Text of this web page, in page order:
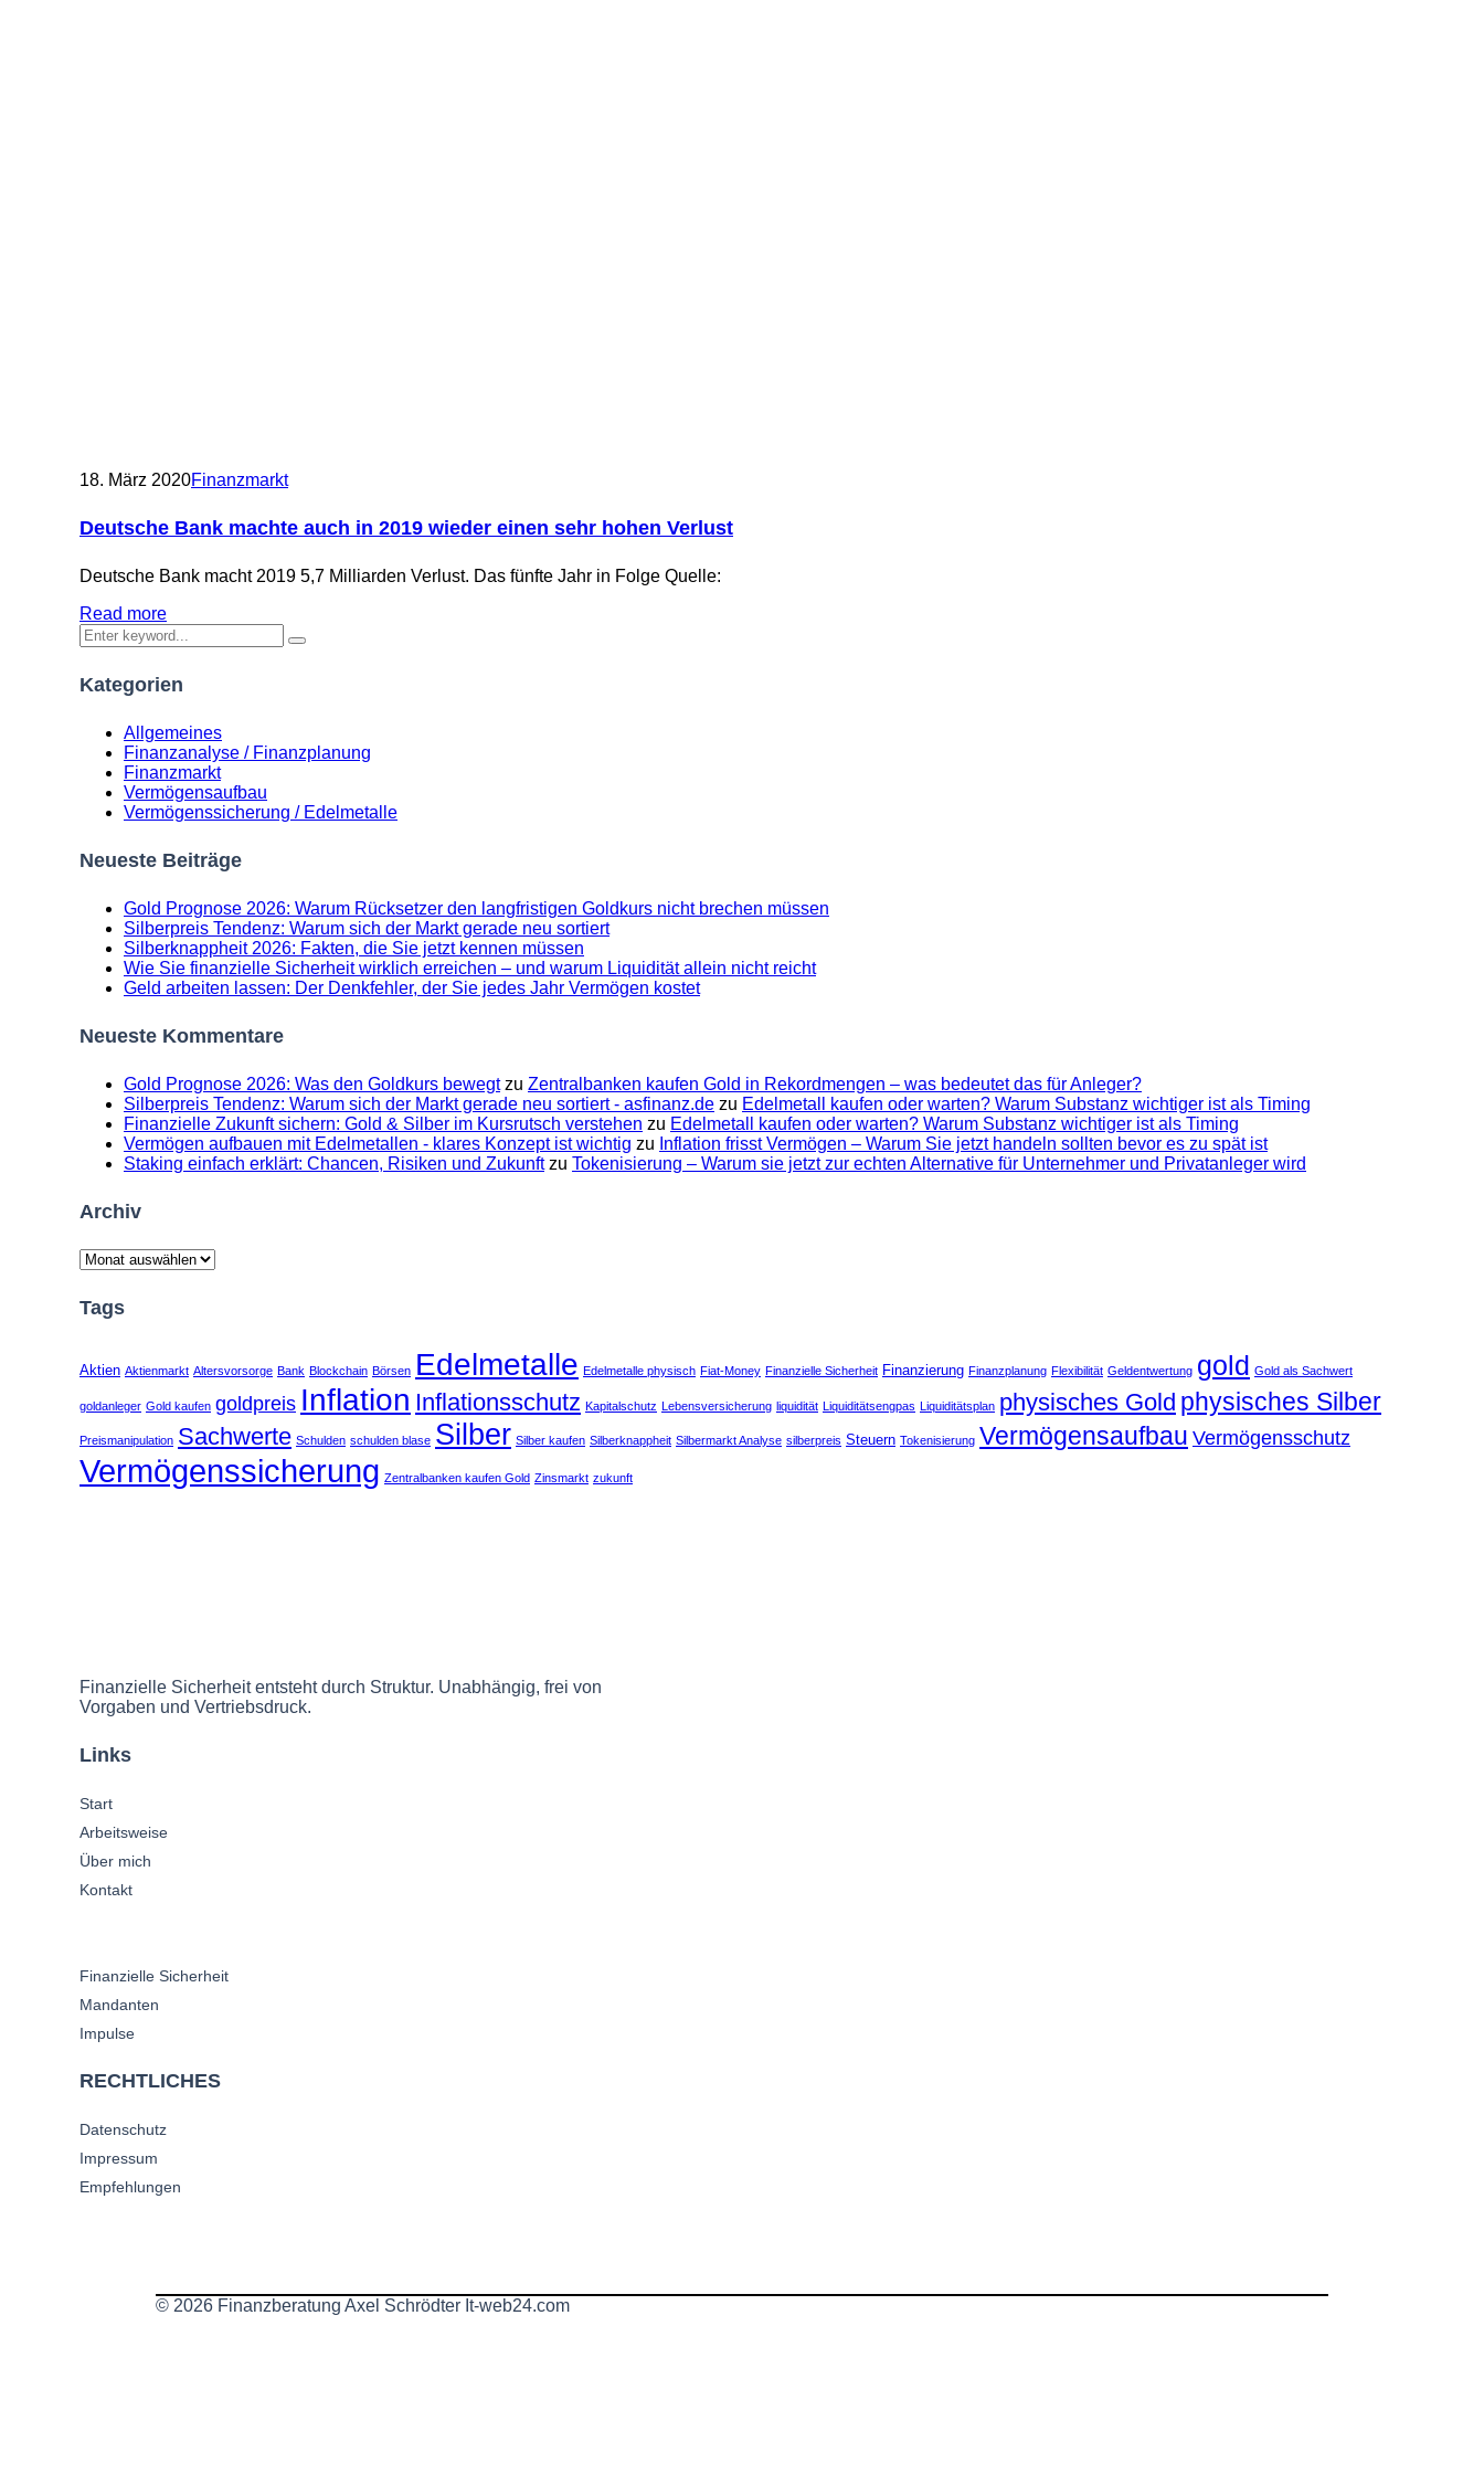
18. März 2020Finanzmarkt
Deutsche Bank machte auch in 2019 wieder einen sehr hohen Verlust
Deutsche Bank macht 2019 5,7 Milliarden Verlust. Das fünfte Jahr in Folge Quelle:
Read more
Kategorien
Allgemeines
Finanzanalyse / Finanzplanung
Finanzmarkt
Vermögensaufbau
Vermögenssicherung / Edelmetalle
Neueste Beiträge
Gold Prognose 2026: Warum Rücksetzer den langfristigen Goldkurs nicht brechen müssen
Silberpreis Tendenz: Warum sich der Markt gerade neu sortiert
Silberknappheit 2026: Fakten, die Sie jetzt kennen müssen
Wie Sie finanzielle Sicherheit wirklich erreichen – und warum Liquidität allein nicht reicht
Geld arbeiten lassen: Der Denkfehler, der Sie jedes Jahr Vermögen kostet
Neueste Kommentare
Gold Prognose 2026: Was den Goldkurs bewegtzu Zentralbanken kaufen Gold in Rekordmengen – was bedeutet das für Anleger?
Silberpreis Tendenz: Warum sich der Markt gerade neu sortiert - asfinanz.de zu Edelmetall kaufen oder warten? Warum Substanz wichtiger ist als Timing
Finanzielle Zukunft sichern: Gold & Silber im Kursrutsch verstehen zu Edelmetall kaufen oder warten? Warum Substanz wichtiger ist als Timing
Vermögen aufbauen mit Edelmetallen - klares Konzept ist wichtig zu Inflation frisst Vermögen – Warum Sie jetzt handeln sollten bevor es zu spät ist
Staking einfach erklärt: Chancen, Risiken und Zukunftzu Tokenisierung – Warum sie jetzt zur echten Alternative für Unternehmer und Privatanleger wird
Archiv
Archiv
Tags
Aktien Aktienmarkt Altersvorsorge Bank Blockchain Börsen Edelmetalle Edelmetalle physisch Fiat-Money Finanzielle Sicherheit Finanzierung Finanzplanung Flexibilität Geldentwertung gold Gold als Sachwert
goldanleger Gold kaufen goldpreis Inflation Inflationsschutz Kapitalschutz Lebensversicherung liquidität Liquiditätsengpas Liquiditätsplan physisches Gold physisches Silber
Preismanipulation Sachwerte Schulden schulden blase Silber Silber kaufen Silberknappheit Silbermarkt Analyse silberpreis Steuern Tokenisierung Vermögensaufbau Vermögensschutz
Vermögenssicherung Zentralbanken kaufen Gold Zinsmarkt zukunft
Finanzielle Sicherheit entsteht durch Struktur. Unabhängig, frei von
Vorgaben und Vertriebsdruck.
Links
Start
Arbeitsweise
Über mich
Kontakt
Finanzielle Sicherheit
Mandanten
Impulse
RECHTLICHES
Datenschutz
Impressum
Empfehlungen